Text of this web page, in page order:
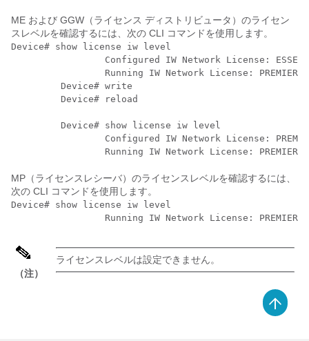
ME および GGW（ライセンス ディストリビュータ）のライセン
スレベルを確認するには、次の CLI コマンドを使用します。
Device# show license iw level
Configured IW Network License:
                 Running IW Network License: PREMIER
         Device# write
         Device# reload
         Device# show license iw level
Configured IW Network License:
                 Running IW Network License: PREMIER
MP（ライセンスレシーバ）のライセンスレベルを確認するには、
次の CLI コマンドを使用します。
Device# show license iw level
                 Running IW Network License: PREMIER
（注）
ライセンスレベルは設定できません。